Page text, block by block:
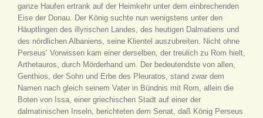
ganze Haufen ertrank auf der Heimkehr unter dem einbrechenden
Eise der Donau. Der König suchte nun wenigstens unter den
Häuptlingen des illyrischen Landes, des heutigen Dalmatiens und
des nördlichen Albaniens, seine Klientel auszubreiten. Nicht ohne
Perseus‘ Vorwissen kam einer derselben, der treulich zu Rom hielt,
Arthetauros, durch Mörderhand um. Der bedeutendste von allen,
Genthios, der Sohn und Erbe des Pleuratos, stand zwar dem
Namen nach gleich seinem Vater in Bündnis mit Rom, allein die
Boten von Issa, einer griechischen Stadt auf einer der
dalmatinischen Inseln, berichteten dem Senat, daß König Perseus